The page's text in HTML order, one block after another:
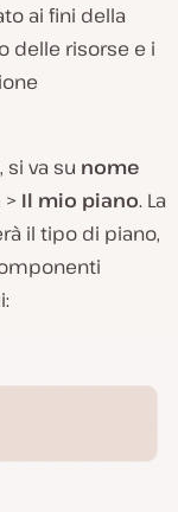
ai fini della
delle risorse e i
va su nome
> Il mio piano. La
il tipo di piano,